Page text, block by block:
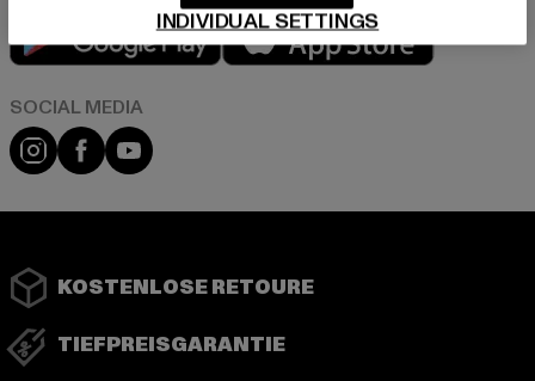
Play market
Instagram
FacebookYouTube
KOSTENLOSE RETOURE
TIEFPREISGARANTIE
INDIVIDUAL SETTINGS